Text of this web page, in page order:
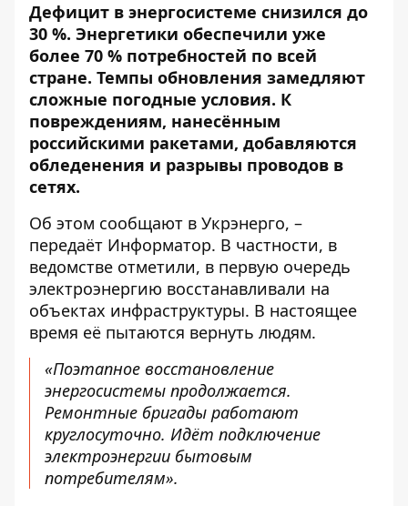
Дефицит в энергосистеме снизился до
30 %. Энергетики обеспечили уже
более 70 % потребностей по всей
стране. Темпы обновления замедляют
сложные погодные условия. К
повреждениям, нанесённым
российскими ракетами, добавляются
обледенения и разрывы проводов в
сетях.
Об этом сообщают в Укрэнерго, –
передаёт Информатор. В частности, в
ведомстве отметили, в первую очередь
электроэнергию восстанавливали на
объектах инфраструктуры. В настоящее
время её пытаются вернуть людям.
«Поэтапное восстановление
энергосистемы продолжается.
Ремонтные бригады работают
круглосуточно. Идёт подключение
электроэнергии бытовым
потребителям».